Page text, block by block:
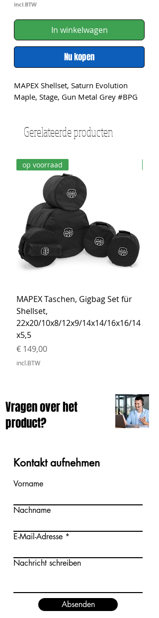
incl.BTW
In winkelwagen
Nu kopen
MAPEX Shellset, Saturn Evolution
Maple, Stage, Gun Metal Grey #BPG
Gerelateerde producten
op voorraad
MAPEX Taschen, Gigbag Set für
Shellset,
22x20/10x8/12x9/14x14/16x16/14
x5,5
Prijs
€ 149,00
incl.BTW
Prijs
€
Vragen over het
product?
Kontakt aufnehmen
Vorname
Nachname
E-Mail-Adresse
Nachricht schreiben
Absenden